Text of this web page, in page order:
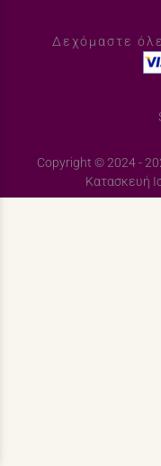
Δεχόμαστε
Copyright © 2024 -
Κατασκευή